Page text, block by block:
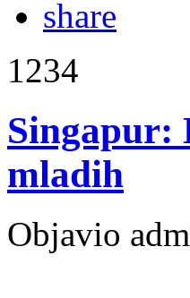
1234
Singapur:
mladih
Objavio